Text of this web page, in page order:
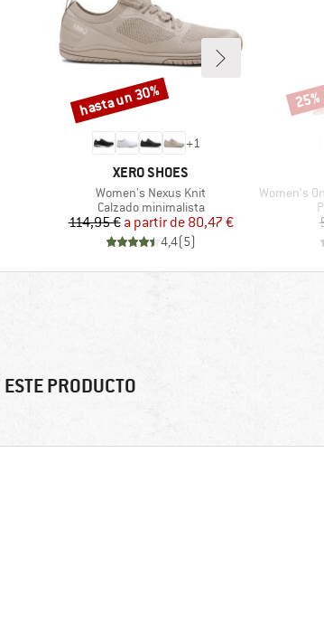
+1
MARCA
XERO SHOES
Artículo
Women's Nexus Knit
Product group
Calzado minimalista
Precio
114,95 € Precio reducido
a partir de 80,47 €
4,4(5)
Descuento
hasta un 30%
Artículo
Women's On
25%
PRODUCTO